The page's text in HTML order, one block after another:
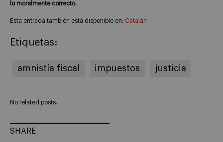
lo moralmente correcto.
Esta entrada también está disponible en: Catalán
Etiquetas:
amnistía fiscal impuestos justicia
No related posts.
SHARE